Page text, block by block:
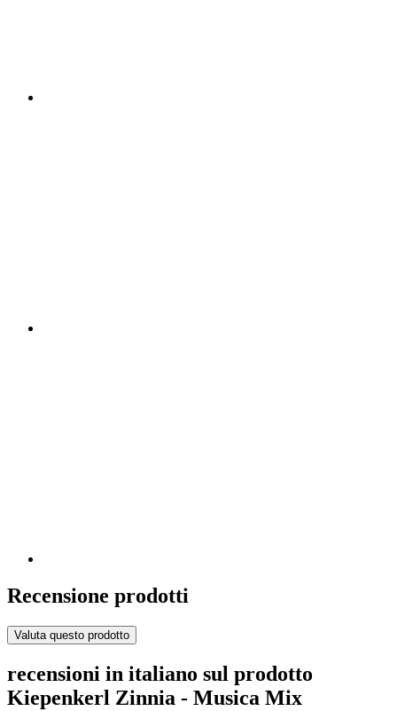
Recensione prodotti
Valuta questo prodotto
recensioni in italiano sul prodotto
Kiepenkerl Zinnia - Musica Mix